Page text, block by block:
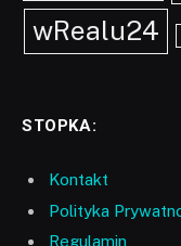
wRealu24
STOPKA:
Kontakt
Polityka
Regulamin